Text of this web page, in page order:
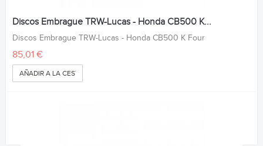
Discos Embrague TRW-Lucas - Honda CB500 K...
Discos Embrague TRW-Lucas - Honda CB500 K Four
85,01 €
AÑADIR A LA CESTA